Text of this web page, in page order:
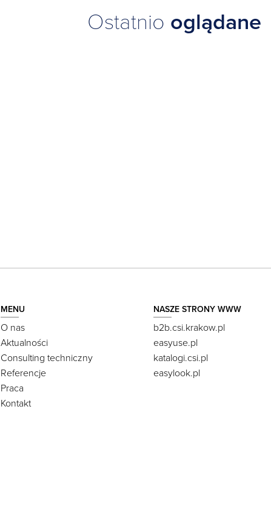
Ostatnio oglądane
MENU
O nas
Aktualności
Consulting techniczny
Referencje
Praca
Kontakt
NASZE STRONY WWW
b2b.csi.krakow.pl
easyuse.pl
katalogi.csi.pl
easylook.pl